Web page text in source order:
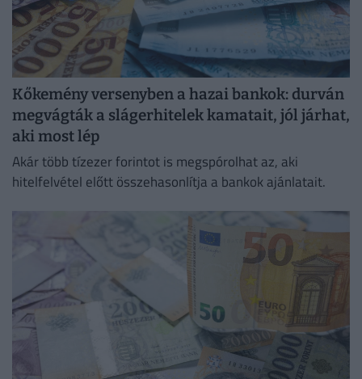
Kőkemény versenyben a hazai bankok: durván
megvágták a slágerhitelek kamatait, jól járhat,
aki most lép
Akár több tízezer forintot is megspórolhat az, aki
hitelfelvétel előtt összehasonlítja a bankok ajánlatait.